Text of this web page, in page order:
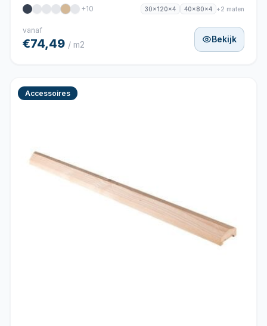
+10 30x120x4 40x80x4 +2 maten
vanaf
€74,49 / m2
Bekijk
Accessoires